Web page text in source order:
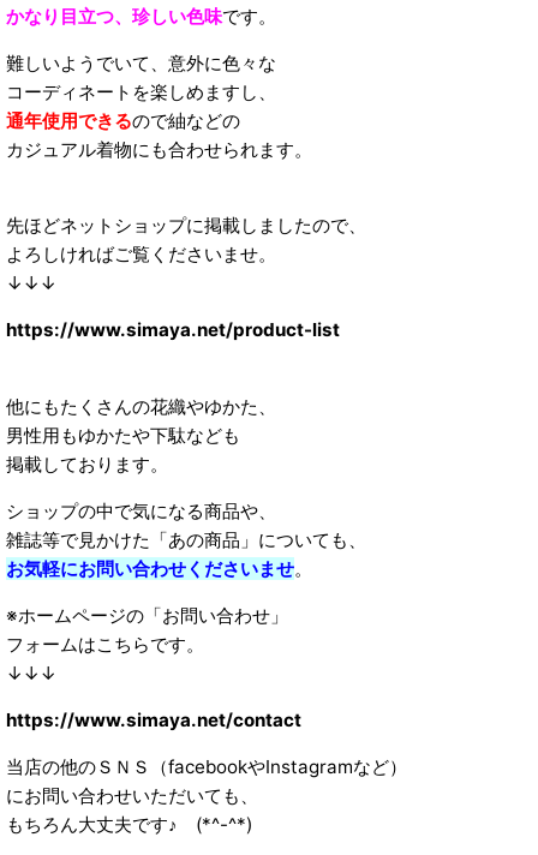
かなり目立つ、珍しい色味です。
難しいようでいて、意外に色々な
コーディネートを楽しめますし、
通年使用できるので紬などの
カジュアル着物にも合わせられます。
先ほどネットショップに掲載しましたので、
よろしければご覧くださいませ。
↓↓↓
https://www.simaya.net/product-list
他にもたくさんの花織やゆかた、
男性用もゆかたや下駄なども
掲載しております。
ショップの中で気になる商品や、
雑誌等で見かけた「あの商品」についても、
お気軽にお問い合わせくださいませ。
※ホームページの「お問い合わせ」
フォームはこちらです。
↓↓↓
https://www.simaya.net/contact
当店の他のＳＮＳ（facebookやInstagramなど）
にお問い合わせいただいても、
もちろん大丈夫です♪ (*^-^*)